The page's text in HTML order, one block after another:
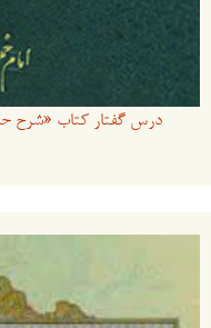
درس گفتار کتاب «شرح